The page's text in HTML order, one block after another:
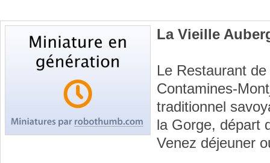
La Vieille
Le Restaurant
Contamines-
traditionnel
la Gorge, départ
Venez déjeuner